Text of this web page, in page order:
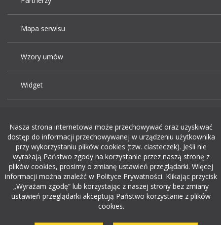
Mapa serwisu
Wzory umów
Widget
Dodaj ogłoszenie o pracę
rekrutacja w it
Nasza strona internetowa może przechowywać oraz uzyskiwać
dostęp do informacji przechowywanej w urządzeniu użytkownika
przy wykorzystaniu plików cookies (tzw. ciasteczek). Jeśli nie
wyrażają Państwo zgody na korzystanie przez naszą stronę z
plików cookies, prosimy o zmianę ustawień przeglądarki. Więcej
informacji można znaleźć w Polityce Prywatności. Klikając przycisk
„Wyrażam zgodę” lub korzystając z naszej strony bez zmiany
ustawień przeglądarki akceptują Państwo korzystanie z plików
cookies.